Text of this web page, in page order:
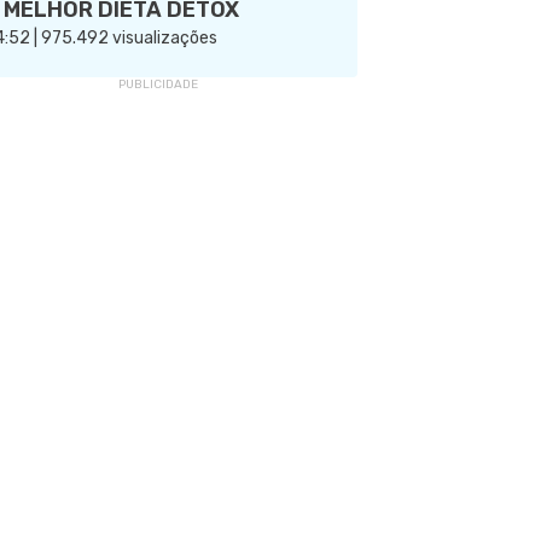
DIETA DETOX
| 975.492 visualizações